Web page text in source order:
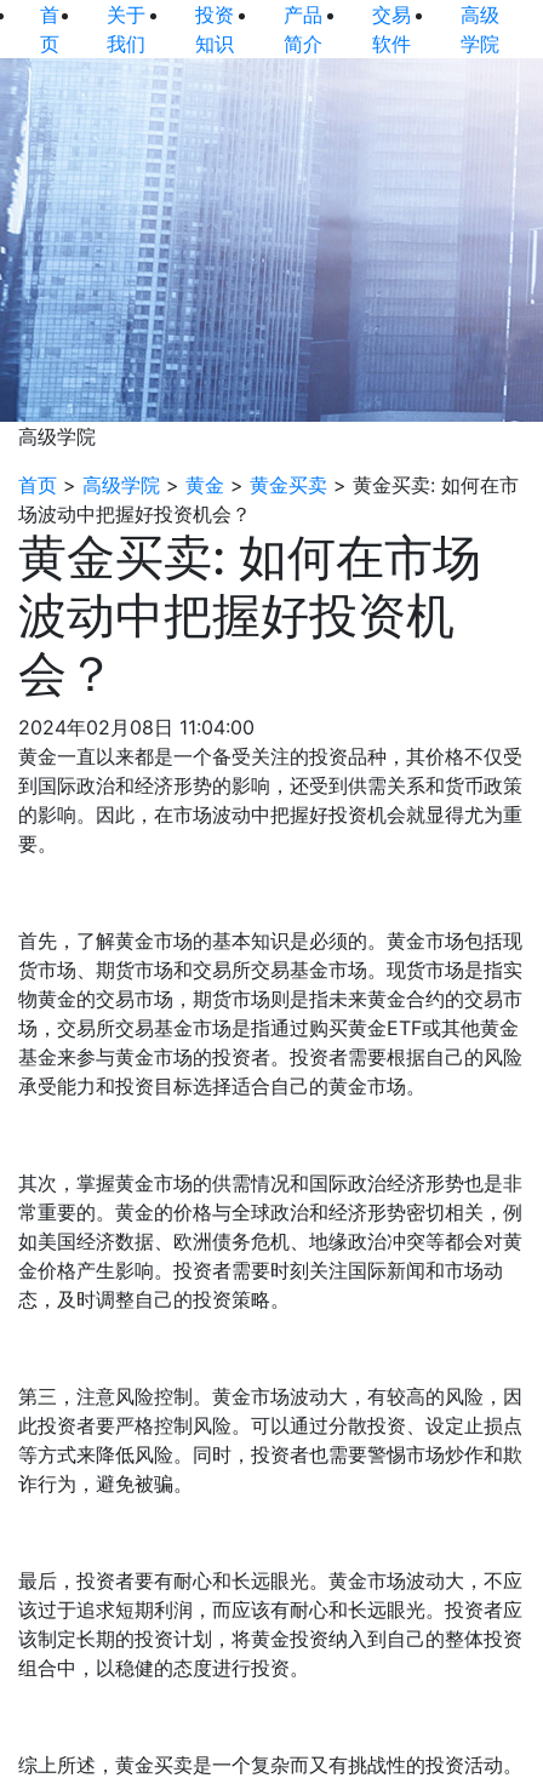
首
页
关于
我们
投资
知识
产品
简介
交易
软件
高级
学院
高级学院
首页 > 高级学院 > 黄金 > 黄金买卖 > 黄金买卖: 如何在市
场波动中把握好投资机会？
黄金买卖: 如何在市场
波动中把握好投资机
会？
2024年02月08日 11:04:00
黄金一直以来都是一个备受关注的投资品种，其价格不仅受
到国际政治和经济形势的影响，还受到供需关系和货币政策
的影响。因此，在市场波动中把握好投资机会就显得尤为重
要。
首先，了解黄金市场的基本知识是必须的。黄金市场包括现
货市场、期货市场和交易所交易基金市场。现货市场是指实
物黄金的交易市场，期货市场则是指未来黄金合约的交易市
场，交易所交易基金市场是指通过购买黄金ETF或其他黄金
基金来参与黄金市场的投资者。投资者需要根据自己的风险
承受能力和投资目标选择适合自己的黄金市场。
其次，掌握黄金市场的供需情况和国际政治经济形势也是非
常重要的。黄金的价格与全球政治和经济形势密切相关，例
如美国经济数据、欧洲债务危机、地缘政治冲突等都会对黄
金价格产生影响。投资者需要时刻关注国际新闻和市场动
态，及时调整自己的投资策略。
第三，注意风险控制。黄金市场波动大，有较高的风险，因
此投资者要严格控制风险。可以通过分散投资、设定止损点
等方式来降低风险。同时，投资者也需要警惕市场炒作和欺
诈行为，避免被骗。
最后，投资者要有耐心和长远眼光。黄金市场波动大，不应
该过于追求短期利润，而应该有耐心和长远眼光。投资者应
该制定长期的投资计划，将黄金投资纳入到自己的整体投资
组合中，以稳健的态度进行投资。
综上所述，黄金买卖是一个复杂而又有挑战性的投资活动。